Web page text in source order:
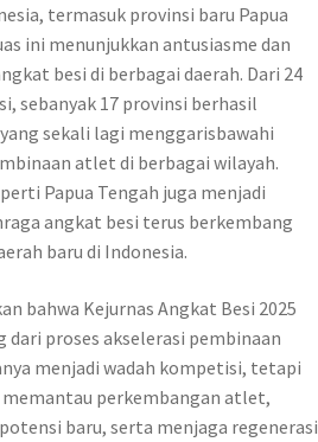
termasuk provinsi baru Papua
ini menunjukkan antusiasme dan
besi di berbagai daerah. Dari 24
sebanyak 17 provinsi berhasil
sekali lagi menggarisbawahi
atlet di berbagai wilayah.
Papua Tengah juga menjadi
angkat besi terus berkembang
baru di Indonesia.
bahwa Kejurnas Angkat Besi 2025
proses akselerasi pembinaan
menjadi wadah kompetisi, tetapi
perkembangan atlet,
baru, serta menjaga regenerasi